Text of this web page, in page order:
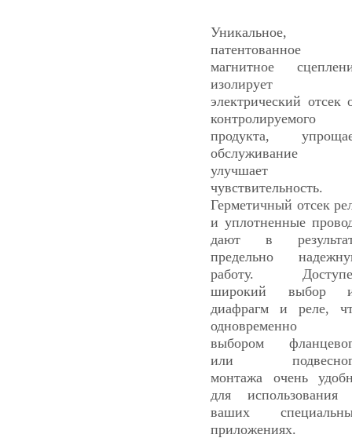
Уникальное,
патентованное
магнитное
изолирует
электрический отсек
контролируемого
продукта,
обслуживание
улучшает
чувствительность.
Герметичный отсек
и уплотненные
дают в
предельно
работу.
широкий выбор
диафрагм и реле,
одновременно
выбором
или
монтажа очень
для использования
ваших
приложениях.